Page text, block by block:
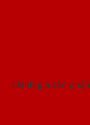
Đánh giá sản